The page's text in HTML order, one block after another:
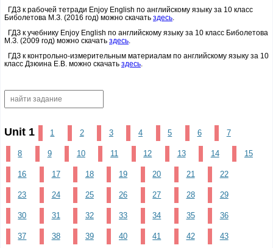
ГДЗ к рабочей тетради Enjoy English по английскому языку за 10 класс
Биболетова М.З. (2016 год) можно скачать здесь.
ГДЗ к учебнику Enjoy English по английскому языку за 10 класс Биболетова
М.З. (2009 год) можно скачать здесь.
ГДЗ к контрольно-измерительным материалам по английскому языку за 10
класс Дзюина Е.В. можно скачать здесь.
Unit 1 1 2 3 4 5 6 7
8 9 10 11 12 13 14 15
16 17 18 19 20 21 22
23 24 25 26 27 28 29
30 31 32 33 34 35 36
37 38 39 40 41 42 43